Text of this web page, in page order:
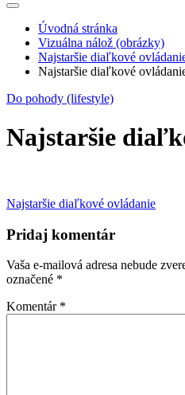
Úvodná stránka
Vizuálna nálož (obrázky)
Najstaršie diaľkové
Najstaršie diaľkové
Do pohody (lifestyle)
Najstaršie
Navigácia
v
článku
Najstaršie diaľkové ovládanie
Pridaj komentár
Vaša e-mailová adresa nebude
označené *
Komentár *